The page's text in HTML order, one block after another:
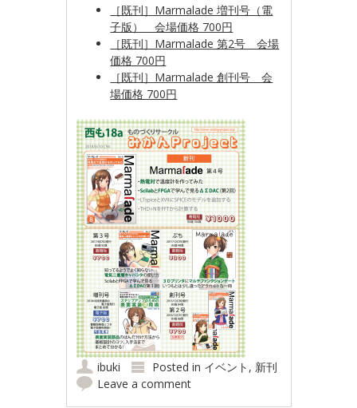
［既刊］Marmalade 増刊号（電
子版） 会場価格 700円
［既刊］Marmalade 第2号 会場
価格 700円
［既刊］Marmalade 創刊号 会
場価格 700円
ibuki Posted in イベント , 新刊
Leave a comment